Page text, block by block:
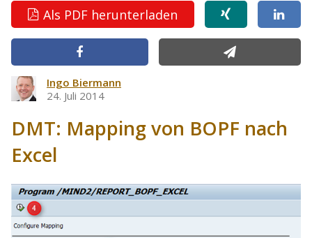
Als PDF herunterladen
Ingo Biermann
24. Juli 2014
DMT: Mapping von BOPF nach
Excel